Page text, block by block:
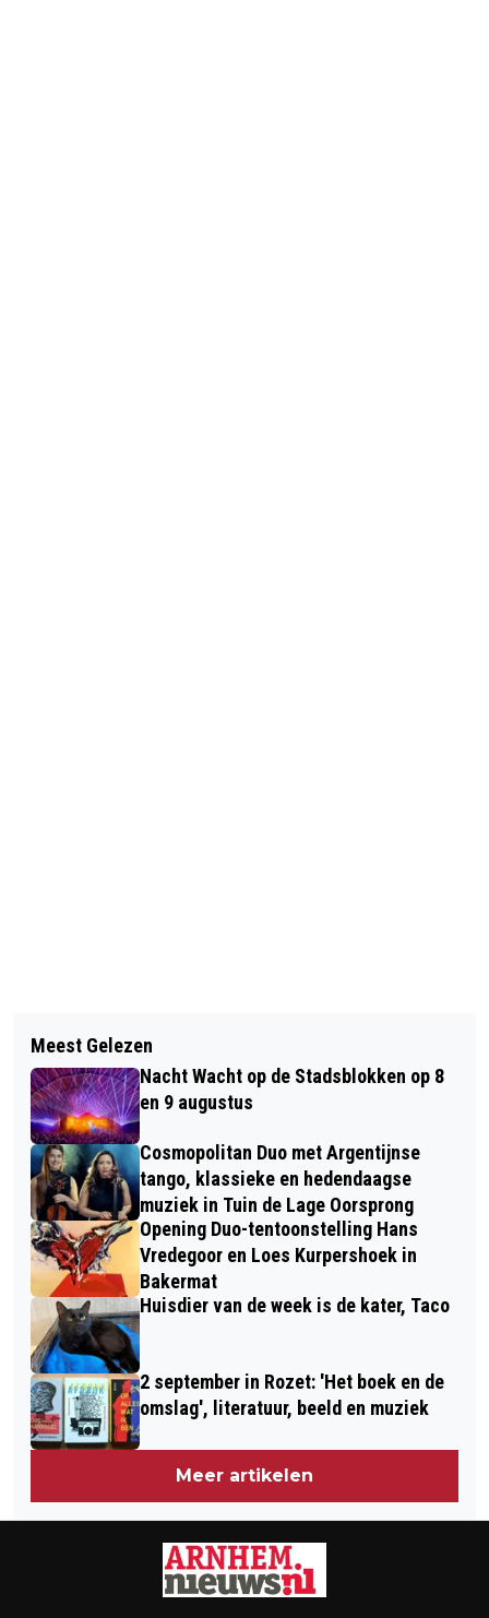
DIVERSE ACTIVITEITEN ROND KETI
KOTI
EXTRA ENERGIETOESLAG VOOR
LAGERE INKOMENS
Meest Gelezen
Nacht Wacht op de Stadsblokken op 8
en 9 augustus
Cosmopolitan Duo met Argentijnse
tango, klassieke en hedendaagse
muziek in Tuin de Lage Oorsprong
Opening Duo-tentoonstelling Hans
Vredegoor en Loes Kurpershoek in
Bakermat
Huisdier van de week is de kater, Taco
2 september in Rozet: 'Het boek en de
omslag', literatuur, beeld en muziek
Meer artikelen